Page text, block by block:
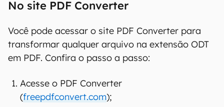
Confira três plataformas que oCanaltech
testou para converter ODT em PDF em questão
tanto no celular quanto no computador.